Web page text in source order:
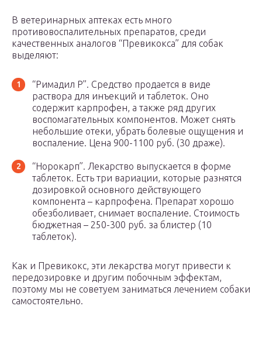
В ветеринарных аптеках есть много
противовоспалительных препаратов, среди
качественных аналогов “Превикокса” для собак
выделяют:
“Римадил Р”. Средство продается в виде
раствора для инъекций и таблеток. Оно
содержит карпрофен, а также ряд других
воспомагательных компонентов. Может снять
небольшие отеки, убрать болевые ощущения и
воспаление. Цена 900-1100 руб. (30 драже).
“Норокарп”. Лекарство выпускается в форме
таблеток. Есть три вариации, которые разнятся
дозировкой основного действующего
компонента – карпрофена. Препарат хорошо
обезболивает, снимает воспаление. Стоимость
бюджетная – 250-300 руб. за блистер (10
таблеток).
Как и Превикокс, эти лекарства могут привести к
передозировке и другим побочным эффектам,
поэтому мы не советуем заниматься лечением собаки
самостоятельно.